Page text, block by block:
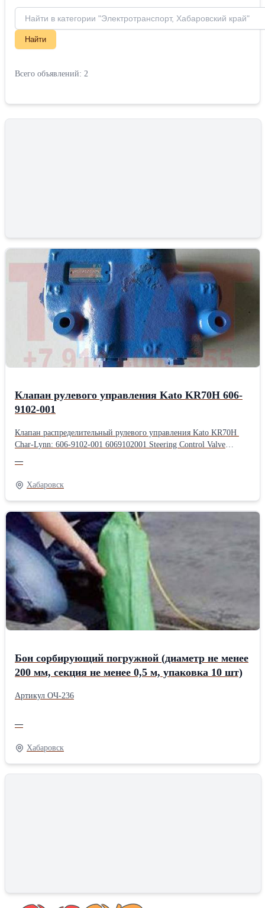
Найти
Всего объявлений: 2
Клапан рулевого управления Kato KR70H 606-
9102-001
Клапан распределительный рулевого управления Kato KR70H
Char-Lynn: 606-9102-001 6069102001 Steering Control Valve
—
Хабаровск
Бон сорбирующий погружной (диаметр не менее
200 мм, секция не менее 0,5 м, упаковка 10 шт)
Артикул ОЧ-236
—
Хабаровск